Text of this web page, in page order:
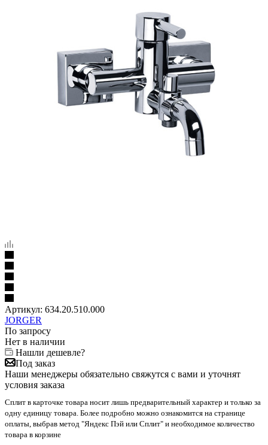
Артикул: 634.20.510.000
JORGER
По запросу
Нет в наличии
Нашли дешевле?
Под заказ
Наши менеджеры обязательно свяжутся с вами и уточнят
условия заказа
Сплит в карточке товара носит лишь предварительный характер и только за
одну единицу товара. Более подробно можно ознакомится на странице
оплаты, выбрав метод "Яндекс Пэй или Сплит" и необходимое количество
товара в корзине